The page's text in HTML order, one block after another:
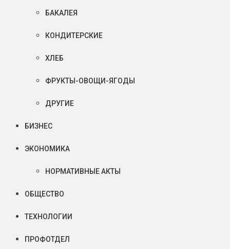
БАКАЛЕЯ
КОНДИТЕРСКИЕ
ХЛЕБ
ФРУКТЫ-ОВОЩИ-ЯГОДЫ
ДРУГИЕ
БИЗНЕС
ЭКОНОМИКА
НОРМАТИВНЫЕ АКТЫ
ОБЩЕСТВО
ТЕХНОЛОГИИ
ПРОФОТДЕЛ